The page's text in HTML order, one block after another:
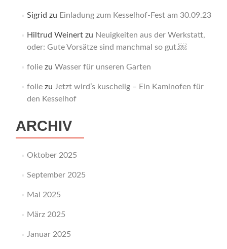
Sigrid zu Einladung zum Kesselhof-Fest am 30.09.23
Hiltrud Weinertzu Neuigkeiten aus der Werkstatt,
oder: Gute Vorsätze sind manchmal so gut.￼
foliezu Wasser für unseren Garten
foliezu Jetzt wird’s kuschelig – Ein Kaminofen für
den Kesselhof
ARCHIV
Oktober 2025
September 2025
Mai 2025
März 2025
Januar 2025